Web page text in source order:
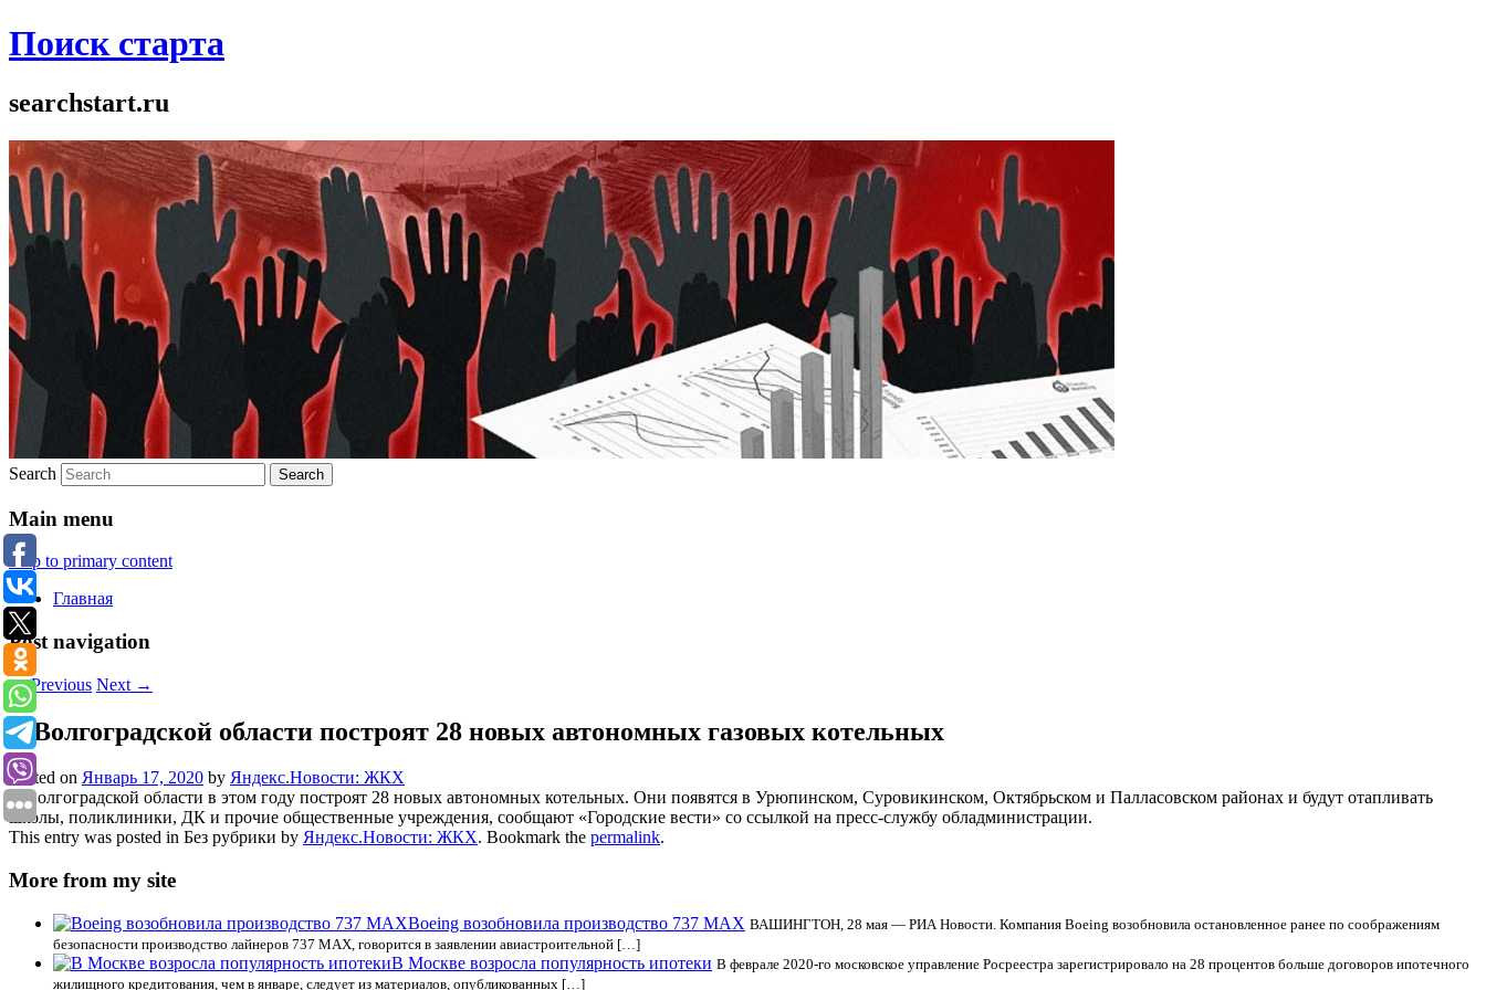
Поиск старта
searchstart.ru
Search
Main menu
Skip to primary content
Главная
Post navigation
←Previous Next →
В Волгоградской области построят 28 новых автономных газовых котельных
Posted on Январь 17, 2020 by Яндекс.Новости: ЖКХ
В Волгоградской области в этом году построят 28 новых автономных котельных. Они появятся в Урюпинском, Суровикинском, Октябрьском и Палласовском районах и будут отапливать
школы, поликлиники, ДК и прочие общественные учреждения, сообщают «Городские вести» со ссылкой на пресс-службу обладминистрации.
This entry was posted in Без рубрики by Яндекс.Новости: ЖКХ. Bookmark the permalink.
More from my site
Boeing возобновила производство 737 MAX ВАШИНГТОН, 28 мая — РИА Новости. Компания Boeing возобновила остановленное ранее по соображениям
безопасности производство лайнеров 737 MAX, говорится в заявлении авиастроительной […]
В Москве возросла популярность ипотеки В феврале 2020-го московское управление Росреестра зарегистрировало на 28 процентов больше договоров ипотечного
жилищного кредитования, чем в январе, следует из материалов, опубликованных […]